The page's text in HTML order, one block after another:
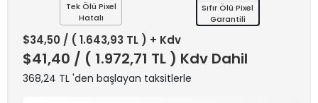
Tek Ölü Pixel
Hatalı
Sıfır Ölü Pixel
Garantili
$34,50 / ( 1.643,93 TL ) + Kdv
$41,40 / ( 1.972,71 TL ) Kdv Dahil
368,24 TL 'den başlayan taksitlerle